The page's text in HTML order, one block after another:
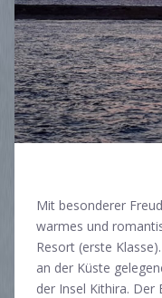
Mit besonderer
warmes und
Resort (erste
an der Küste
der Insel Kithira. Der